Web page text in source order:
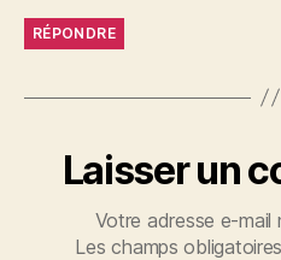
RÉPONDRE
Laisser un
Votre adresse e-mail
Les champs